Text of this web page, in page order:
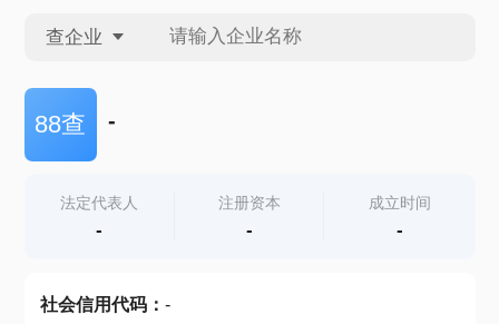
查企业
查企业
查产地
88查 -
法定代表人
-
注册资本
-
成立时间
-
社会信用代码： -